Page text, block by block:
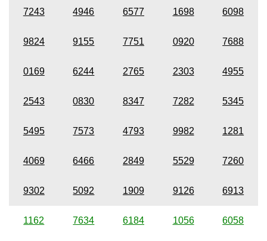
7243 4946 6577 1698 6098
9824 9155 7751 0920 7688
0169 6244 2765 2303 4955
2543 0830 8347 7282 5345
5495 7573 4793 9982 1281
4069 6466 2849 5529 7260
9302 5092 1909 9126 6913
1162 7634 6184 1056 6058